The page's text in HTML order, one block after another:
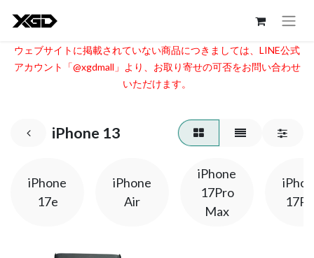
ウェブサイトに掲載されていない商品につきましては、LINE公式
アカウント「@xgdmall」より、お取り寄せの可否をお問い合わせ
いただけます。​
iPhone 13
iPhone
17e
iPhone
Air
iPhone
17Pro
Max